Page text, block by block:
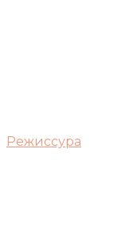
Режиссура